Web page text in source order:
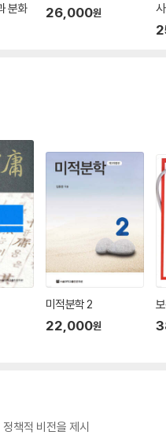
분화
26,000원
미적분학 2
22,000원
책적 비전을 제시